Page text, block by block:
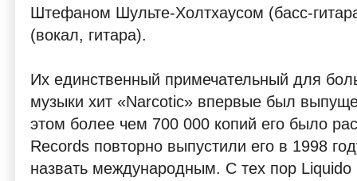
Штефаном Шульте-Холтхаусом (басс-
(вокал, гитара).
Их единственный примечательный для
музыки хит «Narcotic» впервые был
этом более чем 700 000 копий его было
Records повторно выпустили его в 1998
назвать международным. С тех пор Liquido